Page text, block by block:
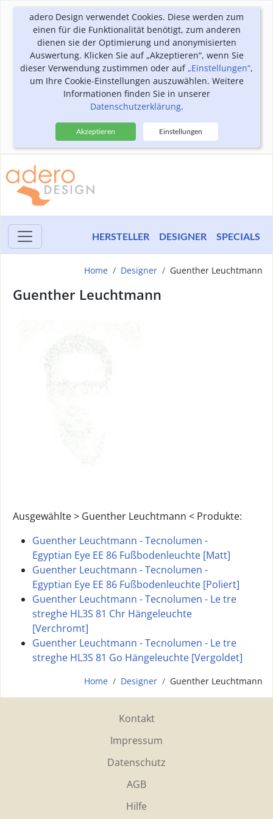
adero Design verwendet Cookies. Diese werden zum
einen für die Funktionalität benötigt, zum anderen
dienen sie der Optimierung und anonymisierten
Auswertung. Klicken Sie auf „Akzeptieren“, wenn Sie
dieser Verwendung zustimmen oder auf„Einstellungen“,
um Ihre Cookie-Einstellungen auszuwählen. Weitere
Informationen finden Sie in unserer
Datenschutzerklärung.
Akzeptieren Einstellungen
HERSTELLER DESIGNER SPECIALS
Home Designer Guenther Leuchtmann
Guenther Leuchtmann
Ausgewählte > Guenther Leuchtmann < Produkte:
Guenther Leuchtmann - Tecnolumen -
Egyptian Eye EE 86 Fußbodenleuchte [Matt]
Guenther Leuchtmann - Tecnolumen -
Egyptian Eye EE 86 Fußbodenleuchte [Poliert]
Guenther Leuchtmann - Tecnolumen - Le tre
streghe HL3S 81 Chr Hängeleuchte
[Verchromt]
Guenther Leuchtmann - Tecnolumen - Le tre
streghe HL3S 81 Go Hängeleuchte [Vergoldet]
Home Designer Guenther Leuchtmann
Kontakt
Impressum
Datenschutz
AGB
Hilfe